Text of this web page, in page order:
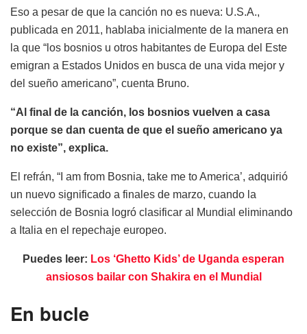
Eso a pesar de que la canción no es nueva: U.S.A.,
publicada en 2011, hablaba inicialmente de la manera en
la que “los bosnios u otros habitantes de Europa del Este
emigran a Estados Unidos en busca de una vida mejor y
del sueño americano”, cuenta Bruno.
“Al final de la canción, los bosnios vuelven a casa
porque se dan cuenta de que el sueño americano ya
no existe”, explica.
El refrán, “I am from Bosnia, take me to America’, adquirió
un nuevo significado a finales de marzo, cuando la
selección de Bosnia logró clasificar al Mundial eliminando
a Italia en el repechaje europeo.
Puedes leer: Los ‘Ghetto Kids’ de Uganda esperan
ansiosos bailar con Shakira en el Mundial
En bucle